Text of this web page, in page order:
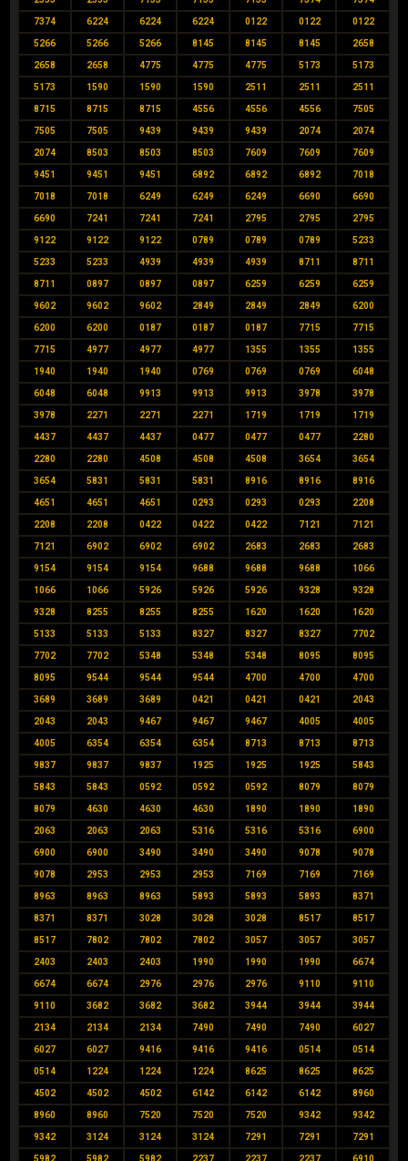
7374 6224 6224 6224 0122 0122 0122
5266 5266 5266 8145 8145 8145 2658
2658 2658 4775 4775 4775 5173 5173
5173 1590 1590 1590 2511 2511 2511
8715 8715 8715 4556 4556 4556 7505
7505 7505 9439 9439 9439 2074 2074
2074 8503 8503 8503 7609 7609 7609
9451 9451 9451 6892 6892 6892 7018
7018 7018 6249 6249 6249 6690 6690
6690 7241 7241 7241 2795 2795 2795
9122 9122 9122 0789 0789 0789 5233
5233 5233 4939 4939 4939 8711 8711
8711 0897 0897 0897 6259 6259 6259
9602 9602 9602 2849 2849 2849 6200
6200 6200 0187 0187 0187 7715 7715
7715 4977 4977 4977 1355 1355 1355
1940 1940 1940 0769 0769 0769 6048
6048 6048 9913 9913 9913 3978 3978
3978 2271 2271 2271 1719 1719 1719
4437 4437 4437 0477 0477 0477 2280
2280 2280 4508 4508 4508 3654 3654
3654 5831 5831 5831 8916 8916 8916
4651 4651 4651 0293 0293 0293 2208
2208 2208 0422 0422 0422 7121 7121
7121 6902 6902 6902 2683 2683 2683
9154 9154 9154 9688 9688 9688 1066
1066 1066 5926 5926 5926 9328 9328
9328 8255 8255 8255 1620 1620 1620
5133 5133 5133 8327 8327 8327 7702
7702 7702 5348 5348 5348 8095 8095
8095 9544 9544 9544 4700 4700 4700
3689 3689 3689 0421 0421 0421 2043
2043 2043 9467 9467 9467 4005 4005
4005 6354 6354 6354 8713 8713 8713
9837 9837 9837 1925 1925 1925 5843
5843 5843 0592 0592 0592 8079 8079
8079 4630 4630 4630 1890 1890 1890
2063 2063 2063 5316 5316 5316 6900
6900 6900 3490 3490 3490 9078 9078
9078 2953 2953 2953 7169 7169 7169
8963 8963 8963 5893 5893 5893 8371
8371 8371 3028 3028 3028 8517 8517
8517 7802 7802 7802 3057 3057 3057
2403 2403 2403 1990 1990 1990 6674
6674 6674 2976 2976 2976 9110 9110
9110 3682 3682 3682 3944 3944 3944
2134 2134 2134 7490 7490 7490 6027
6027 6027 9416 9416 9416 0514 0514
0514 1224 1224 1224 8625 8625 8625
4502 4502 4502 6142 6142 6142 8960
8960 8960 7520 7520 7520 9342 9342
9342 3124 3124 3124 7291 7291 7291
5982 5982 5982 2237 2237 2237 6910